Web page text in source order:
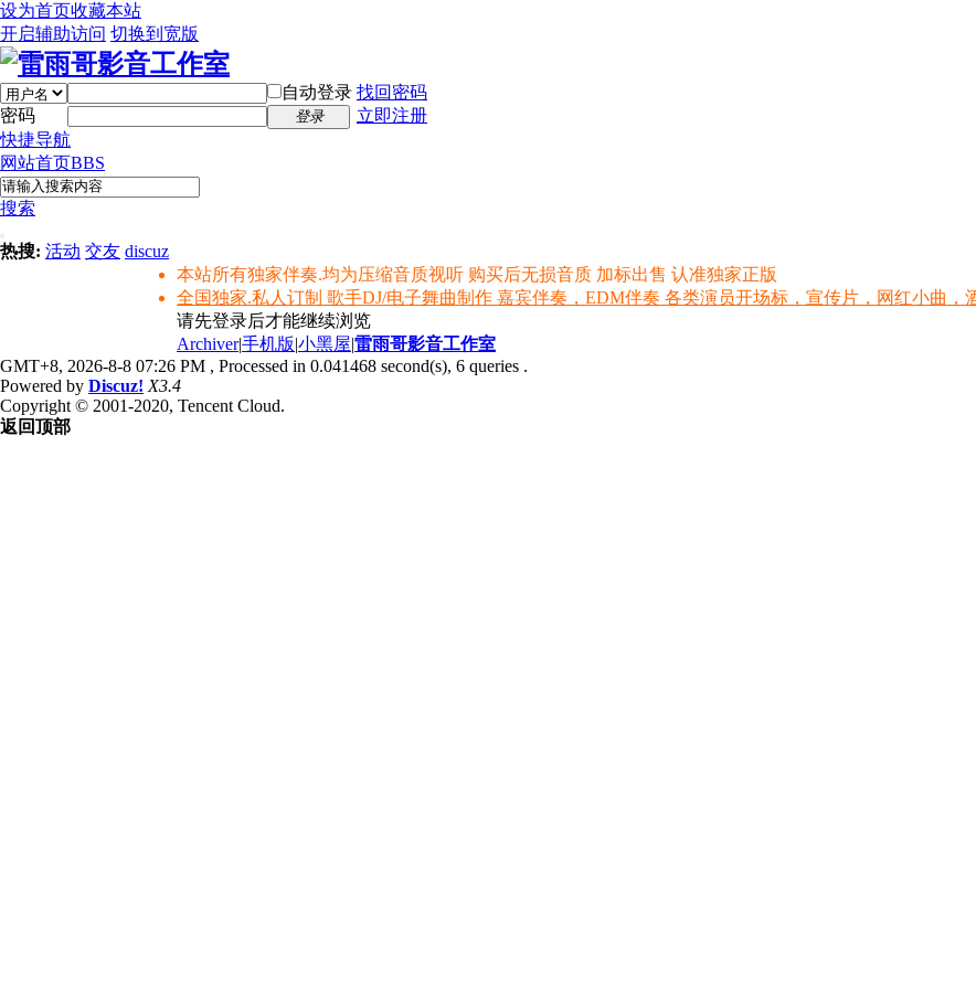
设为首页收藏本站
开启辅助访问 切换到宽版
自动登录 找回密码
密码
登录
立即注册
快捷导航
网站首页BBS
搜索
热搜: 活动 交友 discuz
本站所有独家伴奏.均为压缩音质视听 购买后无损音质 加标出售 认准独家正版
全国独家.私人订制 歌手DJ/电子舞曲制作 嘉宾伴奏，EDM伴奏 各类演员开场标，宣传片，网红小曲，
请先登录后才能继续浏览
Archiver|手机版|小黑屋|雷雨哥影音工作室
GMT+8, 2026-8-8 07:26 PM , Processed in 0.041468 second(s), 6 queries .
Powered by Discuz! X3.4
Copyright © 2001-2020, Tencent Cloud.
返回顶部